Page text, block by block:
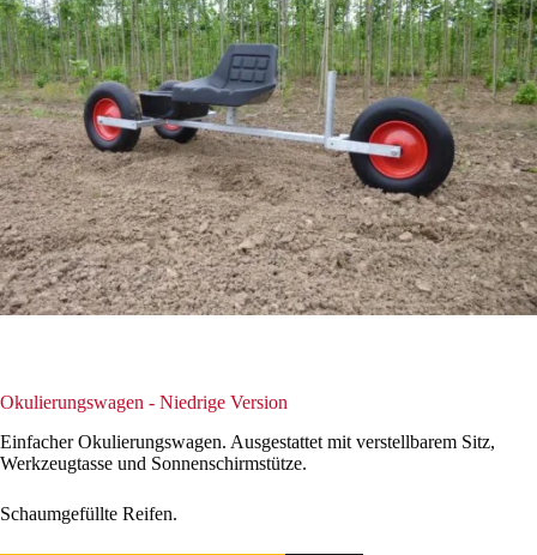
Okulierungswagen - Niedrige Version
Einfacher Okulierungswagen. Ausgestattet mit verstellbarem Sitz,
Werkzeugtasse und Sonnenschirmstütze.
Schaumgefüllte Reifen.